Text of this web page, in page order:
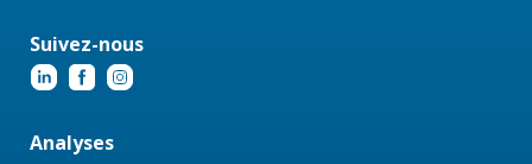
Suivez-nous
Analyses